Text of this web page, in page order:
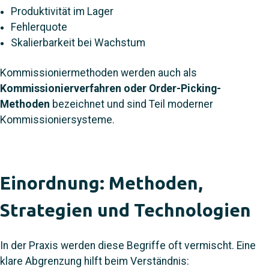
Produktivität im Lager
Fehlerquote
Skalierbarkeit bei Wachstum
Kommissioniermethoden werden auch als
Kommissionierverfahren oder Order-Picking-
Methoden bezeichnet und sind Teil moderner
Kommissioniersysteme.
Einordnung: Methoden,
Strategien und Technologien
In der Praxis werden diese Begriffe oft vermischt. Eine
klare Abgrenzung hilft beim Verständnis: